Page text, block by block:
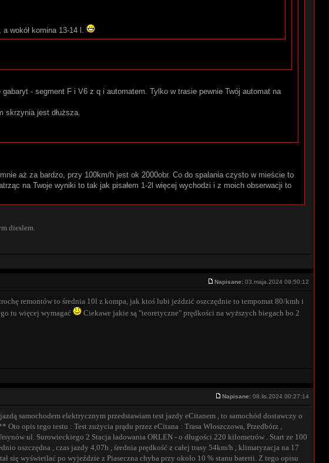
wokół komina 13-14 l.
- segment F i V6 z q i automatem. Tylko w trasie pewnie Twój automat na
skrzynia jest dłuższa.
aż za bardzo, przy 100km/h jest ok 2000obr. Co do spalania czysto w mieście to
na Twoje wyniki to tak jak pisałem 1-2l więcej wychodzi i z moich obserwacji to
dieslem.
Napisane: 03.maja.2024 09:50:12
remontów to średnia 10l z kompa, jak ktoś lubi jeździć oszczędnie to tempomat 80/kmh i
tu więcej wymagać
Ciekawe jakie są "teoretyczne" prędkości na wyższych biegach bo 2
Napisane: 08.lis.2024 00:27:14
samochodem elektrycznym przedstawiam test jazdy eCitanem , to samochód dostawczy o
opis tego testu : Test zużycia prądu przez eCitana : Trasa Włoszczowa, Przedbórz ,
ul. Surowieckiego 2 Stacja ładowania ORLEN - o długości 220 kilometrów . Start ze 100
oszczędna , czas jazdy 4,07h , średnia prędkość z całej trasy 54km/h , klimatyzacja na 17
się wyświetlać po wyjeździe z Piaseczna chyba przy około 10 % stanu baterii. Z tego opisu